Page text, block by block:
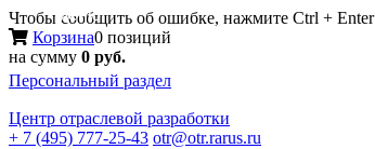
Чтобы сообщить об ошибке, нажмите Ctrl + Enter
Корзина0 позиций
на сумму 0 руб.
Персональный раздел
Центр отраслевой разработки
+ 7 (495) 777-25-43 otr@otr.rarus.ru
Меню